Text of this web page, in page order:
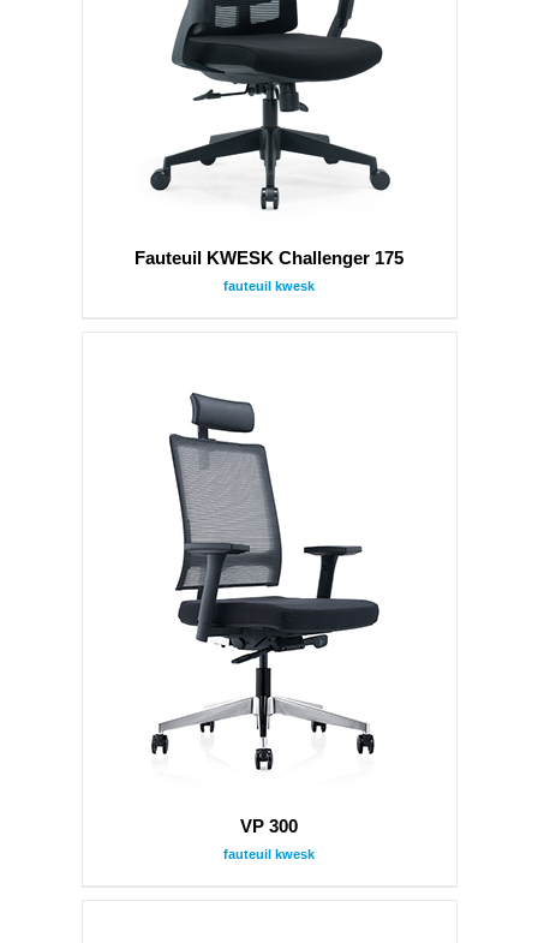
Fauteuil KWESK Challenger 175
fauteuil kwesk
VP 300
fauteuil kwesk